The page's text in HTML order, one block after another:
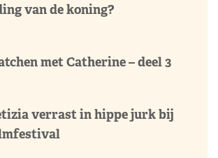
van de koning?
met Catherine – deel 3
verrast in hippe jurk bij